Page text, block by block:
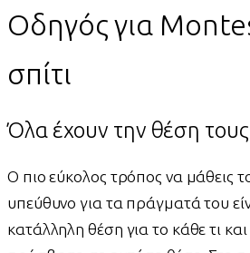
Οδηγός για
σπίτι
Όλα έχουν την θέση
Ο πιο εύκολος τρόπος να μάθεις το
υπεύθυνο για τα πράγματά του
κατάλληλη θέση για το κάθε τι